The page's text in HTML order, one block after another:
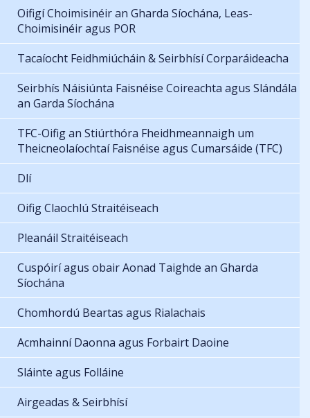
Oifigí Choimisinéir an Gharda Síochána, Leas-
Choimisinéir agus POR
Tacaíocht Feidhmiúcháin & Seirbhísí Corparáideacha
Seirbhís Náisiúnta Faisnéise Coireachta agus Slándála
an Garda Síochána
TFC-Oifig an Stiúrthóra Fheidhmeannaigh um
Theicneolaíochtaí Faisnéise agus Cumarsáide (TFC)
Dlí
Oifig Claochlú Straitéiseach
Pleanáil Straitéiseach
Cuspóirí agus obair Aonad Taighde an Gharda
Síochána
Chomhordú Beartas agus Rialachais
Acmhainní Daonna agus Forbairt Daoine
Sláinte agus Folláine
Airgeadas & Seirbhísí